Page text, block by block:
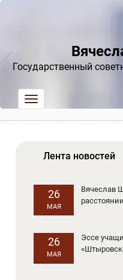
Государственный
trk
Лента новостей
26
МАЯ
Вячеслав
расстоянии
26
МАЯ
Эссе